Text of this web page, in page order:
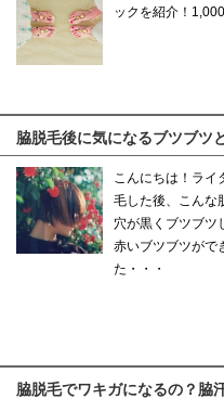
ックを紹介！
脇脱毛後に気になるブツブツ
こんにちは！ライ
毛した後、こんな
穴が黒くブツブ
赤いブツブツが
た・・・
脇脱毛でワキガになるの？脇